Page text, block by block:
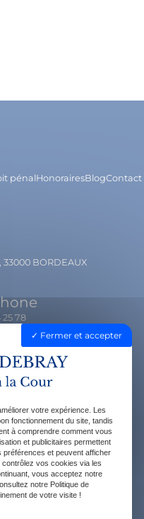
pénalHonorairesBlogContact
33000 BORDEAUX
25 78
: 9h - 19h
Fermer et accepter
votre expérience. Les
fonctionnement du site, tandis
à comprendre comment vous
et publicitaires permettent
préférences et peuvent afficher
vos cookies via les
vous acceptez notre
notre Politique de
de votre visite !